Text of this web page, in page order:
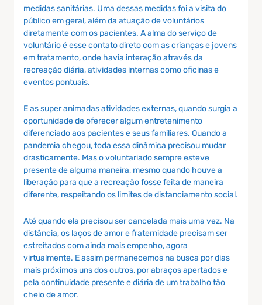
medidas sanitárias. Uma dessas medidas foi a visita do
público em geral, além da atuação de voluntários
diretamente com os pacientes. A alma do serviço de
voluntário é esse contato direto com as crianças e jovens
em tratamento, onde havia interação através da
recreação diária, atividades internas como oficinas e
eventos pontuais.
E as super animadas atividades externas, quando surgia a
oportunidade de oferecer algum entretenimento
diferenciado aos pacientes e seus familiares. Quando a
pandemia chegou, toda essa dinâmica precisou mudar
drasticamente. Mas o voluntariado sempre esteve
presente de alguma maneira, mesmo quando houve a
liberação para que a recreação fosse feita de maneira
diferente, respeitando os limites de distanciamento social.
Até quando ela precisou ser cancelada mais uma vez. Na
distância, os laços de amor e fraternidade precisam ser
estreitados com ainda mais empenho, agora
virtualmente. E assim permanecemos na busca por dias
mais próximos uns dos outros, por abraços apertados e
pela continuidade presente e diária de um trabalho tão
cheio de amor.